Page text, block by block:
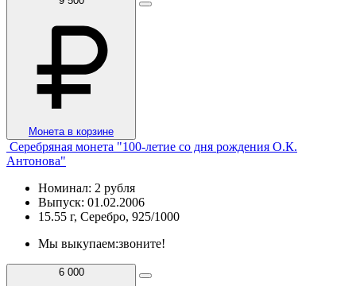
Монета в корзине
Серебряная монета "100-летие со дня рождения О.К.
Антонова"
Номинал: 2 рубля
Выпуск: 01.02.2006
15.55 г, Серебро, 925/1000
Мы выкупаем:звоните!
6 000